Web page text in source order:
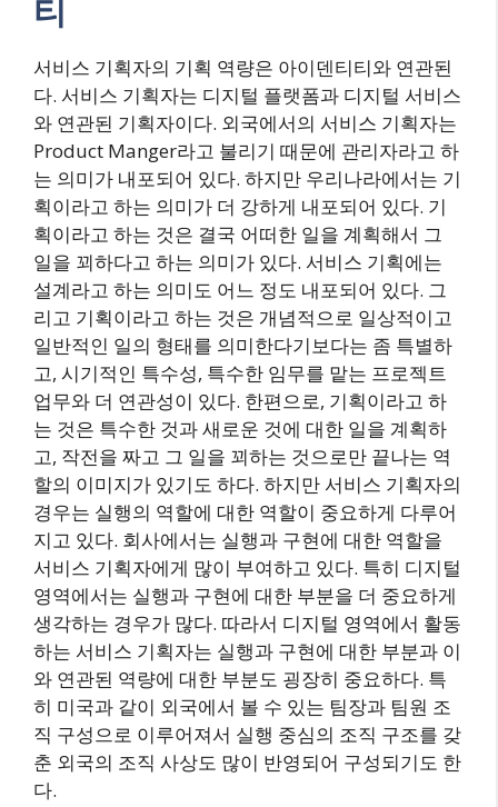
티
서비스 기획자의 기획 역량은 아이덴티티와 연관된
다. 서비스 기획자는 디지털 플랫폼과 디지털 서비스
와 연관된 기획자이다. 외국에서의 서비스 기획자는
Product Manger라고 불리기 때문에 관리자라고 하
는 의미가 내포되어 있다. 하지만 우리나라에서는 기
획이라고 하는 의미가 더 강하게 내포되어 있다. 기
획이라고 하는 것은 결국 어떠한 일을 계획해서 그
일을 꾀하다고 하는 의미가 있다. 서비스 기획에는
설계라고 하는 의미도 어느 정도 내포되어 있다. 그
리고 기획이라고 하는 것은 개념적으로 일상적이고
일반적인 일의 형태를 의미한다기보다는 좀 특별하
고, 시기적인 특수성, 특수한 임무를 맡는 프로젝트
업무와 더 연관성이 있다. 한편으로, 기획이라고 하
는 것은 특수한 것과 새로운 것에 대한 일을 계획하
고, 작전을 짜고 그 일을 꾀하는 것으로만 끝나는 역
할의 이미지가 있기도 하다. 하지만 서비스 기획자의
경우는 실행의 역할에 대한 역할이 중요하게 다루어
지고 있다. 회사에서는 실행과 구현에 대한 역할을
서비스 기획자에게 많이 부여하고 있다. 특히 디지털
영역에서는 실행과 구현에 대한 부분을 더 중요하게
생각하는 경우가 많다. 따라서 디지털 영역에서 활동
하는 서비스 기획자는 실행과 구현에 대한 부분과 이
와 연관된 역량에 대한 부분도 굉장히 중요하다. 특
히 미국과 같이 외국에서 볼 수 있는 팀장과 팀원 조
직 구성으로 이루어져서 실행 중심의 조직 구조를 갖
춘 외국의 조직 사상도 많이 반영되어 구성되기도 한
다.